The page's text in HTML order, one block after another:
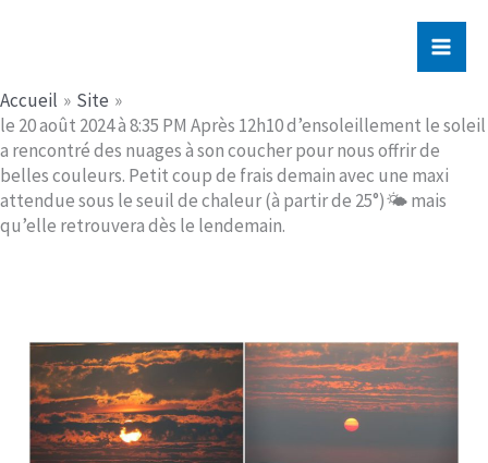
Accueil
Site
le 20 août 2024 à 8:35 PM Après 12h10 d’ensoleillement le soleil
a rencontré des nuages à son coucher pour nous offrir de
belles couleurs. Petit coup de frais demain avec une maxi
attendue sous le seuil de chaleur (à partir de 25°)🌤 mais
qu’elle retrouvera dès le lendemain.